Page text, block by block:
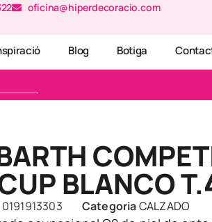
oficina@hiperdecoracio.com
Blog Botiga
BLANCO
0191913303 CategoriaCALZADO